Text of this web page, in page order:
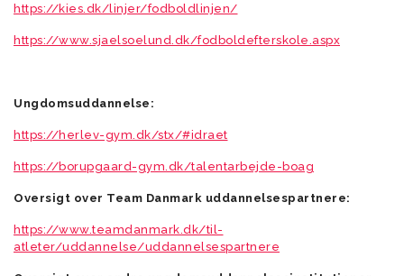
https://kies.dk/linjer/fodboldlinjen/
https://www.sjaelsoelund.dk/fodboldefterskole.aspx
Ungdomsuddannelse:
https://herlev-gym.dk/stx/#idraet
https://borupgaard-gym.dk/talentarbejde-boag
Oversigt over Team Danmark uddannelsespartnere:
https://www.teamdanmark.dk/til-
atleter/uddannelse/uddannelsespartnere